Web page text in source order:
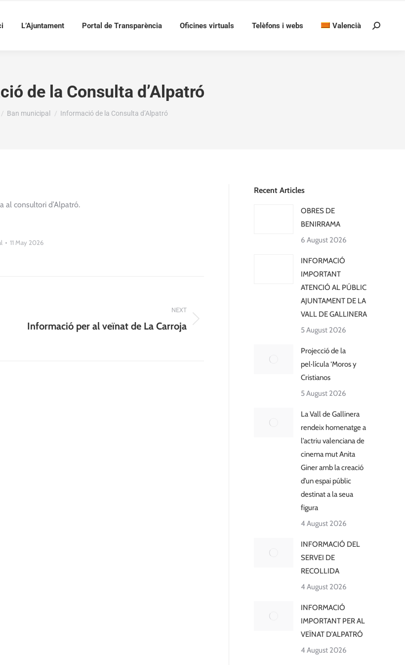
L’Ajuntament Portal de Transparència Oficines virtuals Telèfons i webs Valencià Search:
de la Consulta d’Alpatró
here:
Ban municipal Informació de la Consulta d’Alpatró
al consultori d’Alpatró.
11 May 2026
NEXT
Informació per al veïnat de La Carroja
Recent Articles
OBRES DE
BENIRRAMA
6 August 2026
INFORMACIÓ
IMPORTANT
ATENCIÓ AL PÚBLIC
AJUNTAMENT DE LA
VALL DE GALLINERA
5 August 2026
Projecció de la
pel·lícula ‘Moros y
Cristianos
5 August 2026
La Vall de Gallinera
rendeix homenatge a
l’actriu valenciana de
cinema mut Anita
Giner amb la creació
d’un espai públic
destinat a la seua
figura
4 August 2026
INFORMACIÓ DEL
SERVEI DE
RECOLLIDA
4 August 2026
INFORMACIÓ
IMPORTANT PER AL
VEÏNAT D’ALPATRÓ
4 August 2026